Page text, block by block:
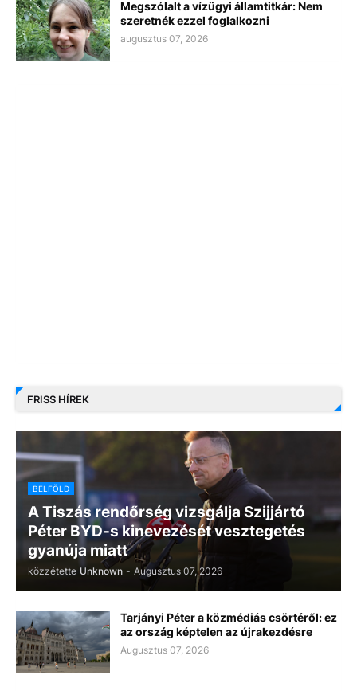
Megszólalt a vízügyi államtitkár: Nem
szeretnék ezzel foglalkozni
augusztus 07, 2026
FRISS HÍREK
BELFÖLD
A Tiszás rendőrség vizsgálja Szijjártó
Péter BYD-s kinevezését vesztegetés
gyanúja miatt
közzétette Unknown - Augusztus 07, 2026
Tarjányi Péter a közmédiás csörtéről: ez
az ország képtelen az újrakezdésre
Augusztus 07, 2026